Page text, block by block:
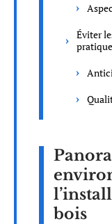
Éviter
bois